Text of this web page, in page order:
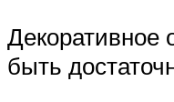
быть